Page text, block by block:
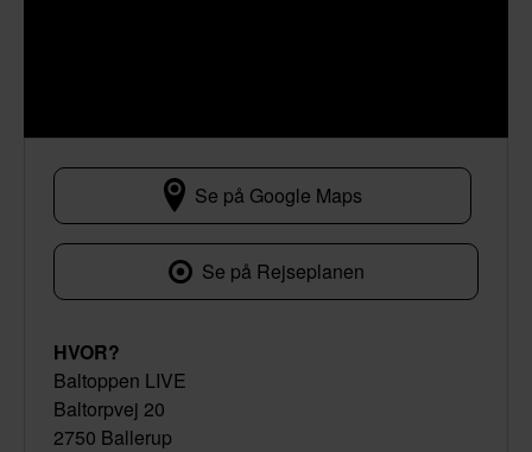
Baltorpvej 20
Se på Google Maps
Se på Rejseplanen
HVOR?
Baltoppen LIVE
Baltorpvej 20
2750 Ballerup